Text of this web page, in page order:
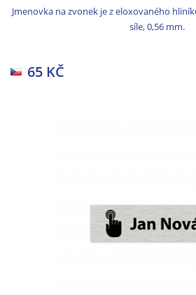
Jmenovka na zvonek je z eloxovaného
síle, 0,56 mm.
65 KČ